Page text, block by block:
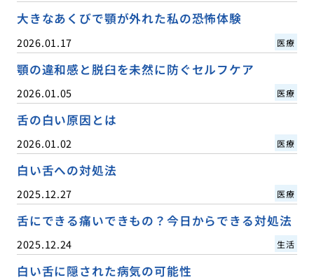
大きなあくびで顎が外れた私の恐怖体験
2026.01.17 医療
顎の違和感と脱臼を未然に防ぐセルフケア
2026.01.05 医療
舌の白い原因とは
2026.01.02 医療
白い舌への対処法
2025.12.27 医療
舌にできる痛いできもの？今日からできる対処法
2025.12.24 生活
白い舌に隠された病気の可能性